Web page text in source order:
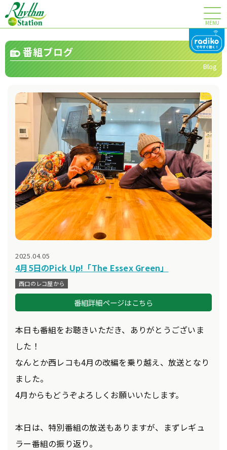
MENU
番組ブログ
Blog
2025.04.05
4月5日のPick Up!「The Essex Green」
西口のレコ屋から
番組詳細ページはこちら
本日も番組をお聴きいただき、ありがとうございま
した！
なんとか西レコも4月の改編を乗り越え、放送となり
ました。
4月からもどうぞよろしくお願いいたします。
本日は、特別番組の放送もありますが、まずレギュ
ラー番組の振り返り。